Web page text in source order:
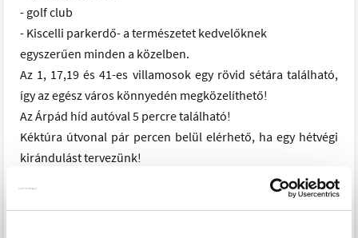
- golf club
- Kiscelli parkerdő- a természetet kedvelőknek
egyszerűen minden a közelben.
Az 1, 17,19 és 41-es villamosok egy rövid sétára található,
így az egész város könnyedén megközelíthető!
Az Árpád híd autóval 5 percre található!
Kéktúra útvonal pár percen belül elérhető, ha egy hétvégi
kirándulást tervezünk!
A British School és az AKG szintén 5 percre található!